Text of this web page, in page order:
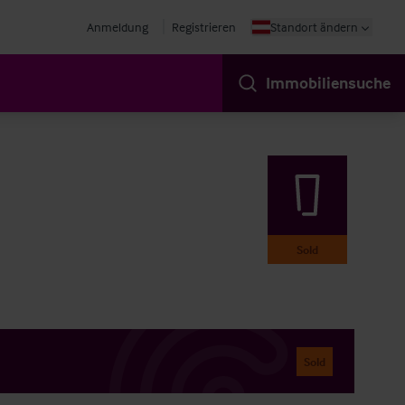
Anmeldung Registrieren Standort ändern
Immobiliensuche
Sold
Sold